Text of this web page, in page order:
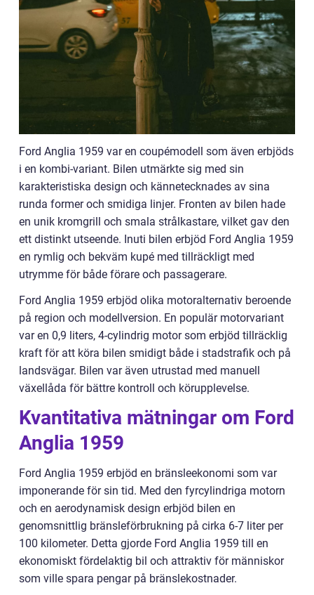
Ford Anglia 1959 var en coupémodell som även erbjöds
i en kombi-variant. Bilen utmärkte sig med sin
karakteristiska design och kännetecknades av sina
runda former och smidiga linjer. Fronten av bilen hade
en unik kromgrill och smala strålkastare, vilket gav den
ett distinkt utseende. Inuti bilen erbjöd Ford Anglia 1959
en rymlig och bekväm kupé med tillräckligt med
utrymme för både förare och passagerare.
Ford Anglia 1959 erbjöd olika motoralternativ beroende
på region och modellversion. En populär motorvariant
var en 0,9 liters, 4-cylindrig motor som erbjöd tillräcklig
kraft för att köra bilen smidigt både i stadstrafik och på
landsvägar. Bilen var även utrustad med manuell
växellåda för bättre kontroll och körupplevelse.
Kvantitativa mätningar om Ford
Anglia 1959
Ford Anglia 1959 erbjöd en bränsleekonomi som var
imponerande för sin tid. Med den fyrcylindriga motorn
och en aerodynamisk design erbjöd bilen en
genomsnittlig bränsleförbrukning på cirka 6-7 liter per
100 kilometer. Detta gjorde Ford Anglia 1959 till en
ekonomiskt fördelaktig bil och attraktiv för människor
som ville spara pengar på bränslekostnader.